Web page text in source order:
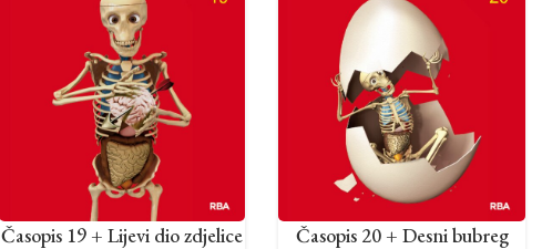
Časopis 19 + Lijevi dio zdjelice Časopis 20 + Desni bubreg